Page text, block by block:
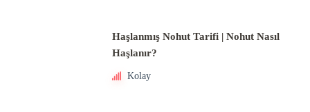
Haşlanmış Nohut Tarifi | Nohut Nasıl
Haşlanır?
Kolay